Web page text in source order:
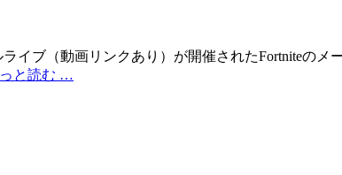
イブ（動画リンクあり）が開催されたFortniteの
と読む …